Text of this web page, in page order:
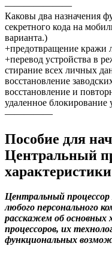
———————
Каковы два назначения
секретного кода на
варианта.)
+предотвращение кражи
+перевод устройства в
стирание всех личных
восстановление
восстановление и
удаленное блокирование
—————
Пособие для
Центральный
характеристики
Центральный
любого персонального
расскажем об основных
процессоров, их
функциональных